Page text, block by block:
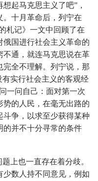
起马克思主义了吧”，
。十月革命后，列宁在
札记》一文中回顾了在
国进行社会主义革命的
不通，就连马克思说在革
全不理解。列宁说，那
实行社会主义的客观经
一问自己：面对第一次
的人民，在毫无出路的
争，以求至少获得某种
的并不十分寻常的条件
上也一直存在着分歧。
少数人持不同意见，例如